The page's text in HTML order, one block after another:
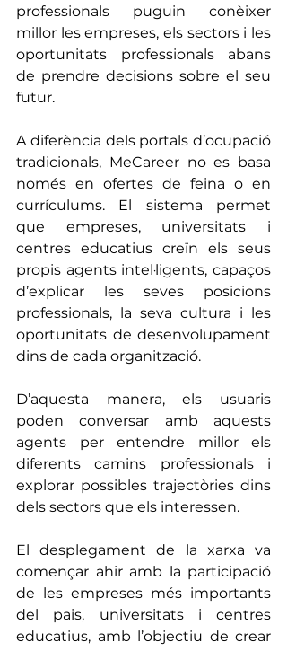
professionals puguin conèixer
millor les empreses, els sectors i les
oportunitats professionals abans
de prendre decisions sobre el seu
futur.
A diferència dels portals d’ocupació
tradicionals, MeCareer no es basa
només en ofertes de feina o en
currículums. El sistema permet
que empreses, universitats i
centres educatius creïn els seus
propis agents intel·ligents, capaços
d’explicar les seves posicions
professionals, la seva cultura i les
oportunitats de desenvolupament
dins de cada organització.
D’aquesta manera, els usuaris
poden conversar amb aquests
agents per entendre millor els
diferents camins professionals i
explorar possibles trajectòries dins
dels sectors que els interessen.
El desplegament de la xarxa va
començar ahir amb la participació
de les empreses més importants
del pais, universitats i centres
educatius, amb l’objectiu de crear